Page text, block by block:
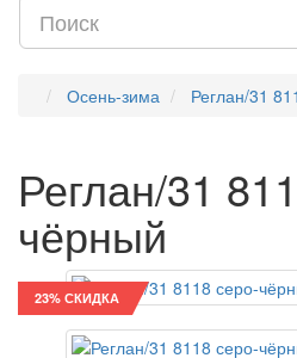
Осень-зима Реглан/31
Реглан/31
чёрный
23% СКИДКА